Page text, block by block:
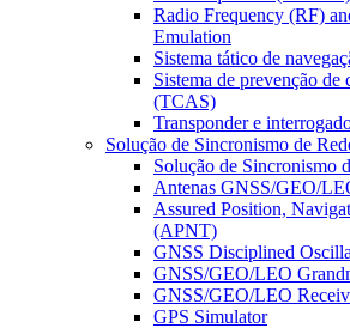
Radio Frequency (RF)
Emulation
Sistema tático de
Sistema de prevenção de
(TCAS)
Transponder e
Solução de Sincronismo de
Solução de Sincronismo
Antenas GNSS/GEO/
Assured Position,
(APNT)
GNSS Disciplined
GNSS/GEO/LEO
GNSS/GEO/LEO
GPS Simulator